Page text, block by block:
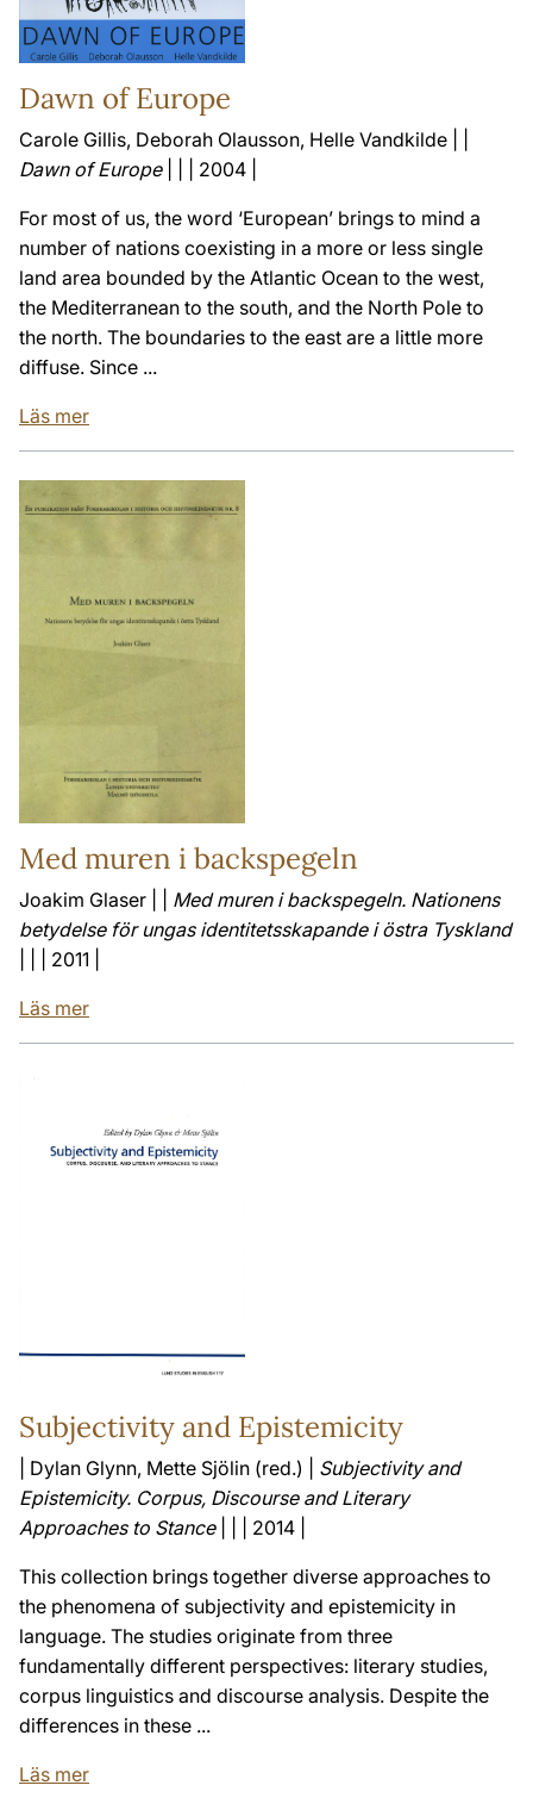
Dawn of Europe
Carole Gillis, Deborah Olausson, Helle Vandkilde | |
Dawn of Europe| | | 2004 |
For most of us, the word ‘European’ brings to mind a
number of nations coexisting in a more or less single
land area bounded by the Atlantic Ocean to the west,
the Mediterranean to the south, and the North Pole to
the north. The boundaries to the east are a little more
diffuse. Since ...
Läs mer
Med muren i backspegeln
Joakim Glaser | | Med muren i backspegeln. Nationens
betydelse för ungas identitetsskapande i östra Tyskland
| | | 2011 |
Läs mer
Subjectivity and Epistemicity
| Dylan Glynn, Mette Sjölin (red.) | Subjectivity and
Epistemicity. Corpus, Discourse and Literary
Approaches to Stance| | | 2014 |
This collection brings together diverse approaches to
the phenomena of subjectivity and epistemicity in
language. The studies originate from three
fundamentally different perspectives: literary studies,
corpus linguistics and discourse analysis. Despite the
differences in these ...
Läs mer